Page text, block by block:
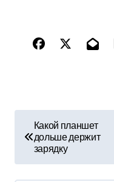
в
Какой планшет
дольше держит
зарядку